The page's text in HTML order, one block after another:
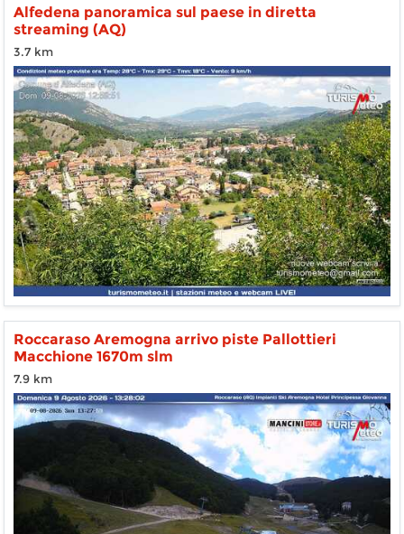
Alfedena panoramica sul paese in diretta
streaming (AQ)
3.7 km
Roccaraso Aremogna arrivo piste Pallottieri
Macchione 1670m slm
7.9 km